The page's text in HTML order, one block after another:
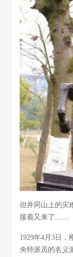
但井冈山上的灾
接着又来了……
1929年4月3日
央特派员的名义